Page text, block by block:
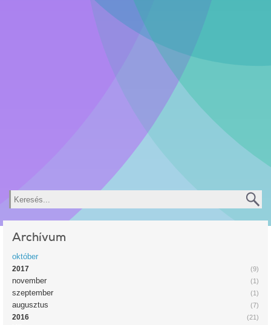
Keresés
Archívum
október
(9)
2017
(1)
november
(1)
szeptember
(7)
augusztus
(21)
2016